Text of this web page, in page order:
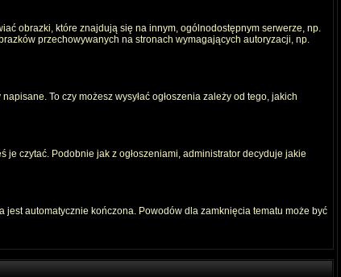
obrazki, które znajdują się na innym, ogólnodostępnym serwerze, np.
przechowywanych na stronach wymagających autoryzacji, np.
To czy możesz wysyłać ogłoszenia zależy od tego, jakich
czytać. Podobnie jak z ogłoszeniami, administrator decyduje jakie
automatycznie kończona. Powodów dla zamknięcia tematu może być